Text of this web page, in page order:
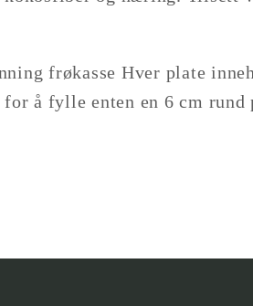
frøkasse Hver plate
å fylle enten en 6 cm rund